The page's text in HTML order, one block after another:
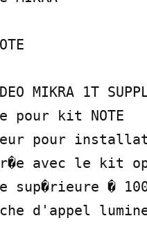
MIKRA 1T
pour kit NOTE
pour
avec le kit
sup�rieure �
d'appel